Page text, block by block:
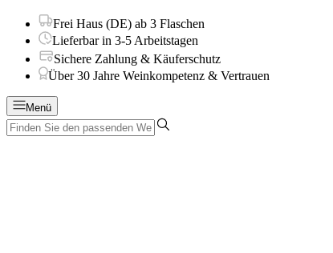
Frei Haus (DE) ab 3 Flaschen
Lieferbar in 3-5 Arbeitstagen
Sichere Zahlung & Käuferschutz
Über 30 Jahre Weinkompetenz & Vertrauen
Menü